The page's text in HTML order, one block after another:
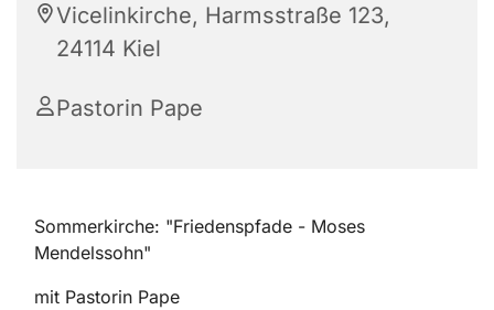
Vicelinkirche, Harmsstraße 123,
24114 Kiel
Pastorin Pape
Sommerkirche: "Friedenspfade - Moses
Mendelssohn"
mit Pastorin Pape